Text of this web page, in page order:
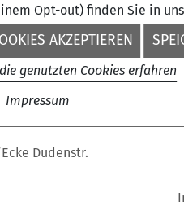
33
Dudenstr.
Opt-out) finden Sie in
AKZEPTIEREN
genutzten Cookies erfahren
Impressum